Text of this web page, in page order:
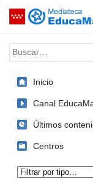
Saltar navegación
Palabra o frase:
Inicio
Canal
Últimos
Centros